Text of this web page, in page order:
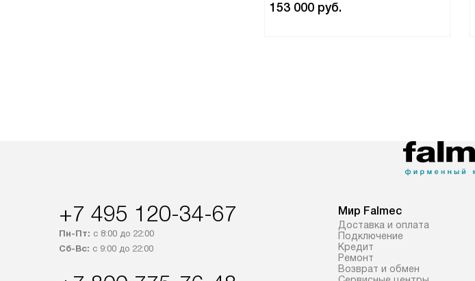
153 000 руб.
+7 495 120-34-67
Пн-Пт: с 8:00 до 22:00
Сб-Вс: с 9:00 до 22:00
Мир Falmec
Доставка и оплата
Подключение
Кредит
Ремонт
Возврат и обмен